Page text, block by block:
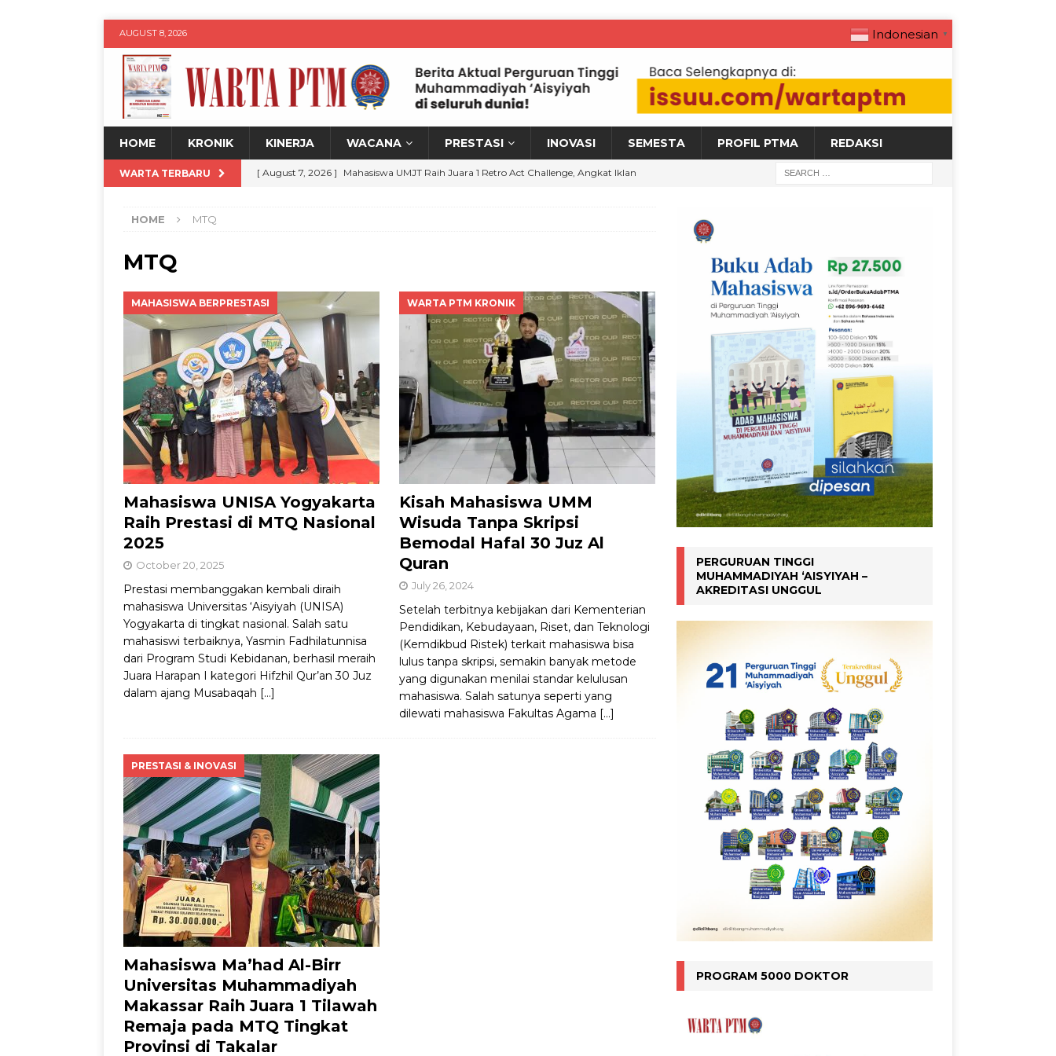
AUGUST 8, 2026 Indonesian ▼
HOME KRONIK KINERJA WACANA PRESTASI INOVASI SEMESTA PROFIL PTMA REDAKSI
WARTA TERBARU [ August 7, 2026 ] Mahasiswa UMJT Raih Juara 1 Retro Act Challenge, Angkat Iklan
untuk Kemajuan Daerah WARTA PTM KRONIK
[ August 8, 2026 ] Dosen UMPB Implementasikan PkM, Energi Terbarukan Perkuat
Kemandirian Nelayan Manokwari WARTA PTM KRONIK
HOME MTQ
MTQ
MAHASISWA BERPRESTASI
Mahasiswa UNISA Yogyakarta
Raih Prestasi di MTQ Nasional
2025
October 20, 2025
Prestasi membanggakan kembali diraih
mahasiswa Universitas ‘Aisyiyah (UNISA)
Yogyakarta di tingkat nasional. Salah satu
mahasiswi terbaiknya, Yasmin Fadhilatunnisa
dari Program Studi Kebidanan, berhasil meraih
Juara Harapan I kategori Hifzhil Qur’an 30 Juz
dalam ajang Musabaqah […]
WARTA PTM KRONIK
Kisah Mahasiswa UMM
Wisuda Tanpa Skripsi
Bemodal Hafal 30 Juz Al
Quran
July 26, 2024
Setelah terbitnya kebijakan dari Kementerian
Pendidikan, Kebudayaan, Riset, dan Teknologi
(Kemdikbud Ristek) terkait mahasiswa bisa
lulus tanpa skripsi, semakin banyak metode
yang digunakan menilai standar kelulusan
mahasiswa. Salah satunya seperti yang
dilewati mahasiswa Fakultas Agama […]
PRESTASI & INOVASI
Mahasiswa Ma’had Al-Birr
Universitas Muhammadiyah
Makassar Raih Juara 1 Tilawah
Remaja pada MTQ Tingkat
Provinsi di Takalar
PERGURUAN TINGGI
MUHAMMADIYAH ‘AISYIYAH –
AKREDITASI UNGGUL
PROGRAM 5000 DOKTOR